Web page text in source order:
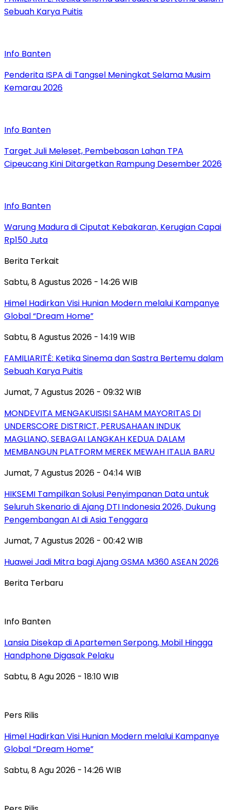
Sebuah Karya Puitis
Info Banten
Penderita ISPA di Tangsel Meningkat Selama Musim
Kemarau 2026
Info Banten
Target Juli Meleset, Pembebasan Lahan TPA
Cipeucang Kini Ditargetkan Rampung Desember 2026
Info Banten
Warung Madura di Ciputat Kebakaran, Kerugian Capai
Rp150 Juta
Berita Terkait
Sabtu, 8 Agustus 2026 - 14:26 WIB
Himel Hadirkan Visi Hunian Modern melalui Kampanye
Global “Dream Home”
Sabtu, 8 Agustus 2026 - 14:19 WIB
FAMILIARITÉ: Ketika Sinema dan Sastra Bertemu dalam
Sebuah Karya Puitis
Jumat, 7 Agustus 2026 - 09:32 WIB
MONDEVITA MENGAKUISISI SAHAM MAYORITAS DI
UNDERSCORE DISTRICT, PERUSAHAAN INDUK
MAGLIANO, SEBAGAI LANGKAH KEDUA DALAM
MEMBANGUN PLATFORM MEREK MEWAH ITALIA BARU
Jumat, 7 Agustus 2026 - 04:14 WIB
HIKSEMI Tampilkan Solusi Penyimpanan Data untuk
Seluruh Skenario di Ajang DTI Indonesia 2026, Dukung
Pengembangan AI di Asia Tenggara
Jumat, 7 Agustus 2026 - 00:42 WIB
Huawei Jadi Mitra bagi Ajang GSMA M360 ASEAN 2026
Berita Terbaru
Info Banten
Lansia Disekap di Apartemen Serpong, Mobil Hingga
Handphone Digasak Pelaku
Sabtu, 8 Agu 2026 - 18:10 WIB
Pers Rilis
Himel Hadirkan Visi Hunian Modern melalui Kampanye
Global “Dream Home”
Sabtu, 8 Agu 2026 - 14:26 WIB